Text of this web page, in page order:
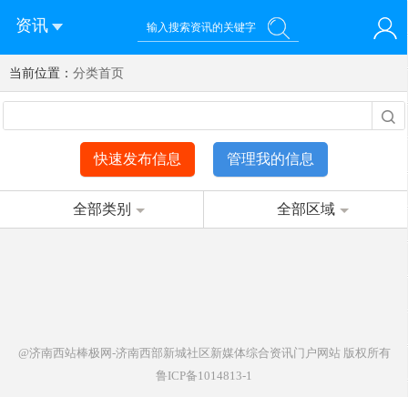
资讯
您好！欢迎来到济南西站棒极网-济南西部新城社区新媒体综
合资讯门户网站
登录 注册 微信快速登录
当前位置： 分类首页
快速发布信息 管理我的信息
全部类别 全部区域
@济南西站棒极网-济南西部新城社区新媒体综合资讯门户网站版权所有
鲁ICP备1014813-1